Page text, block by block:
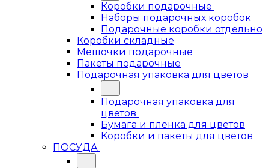
Коробки подарочные
Наборы подарочных коробок
Подарочные коробки отдельно
Коробки складные
Мешочки подарочные
Пакеты подарочные
Подарочная упаковка для цветов
Подарочная упаковка для
цветов
Бумага и пленка для цветов
Коробки и пакеты для цветов
ПОСУДА